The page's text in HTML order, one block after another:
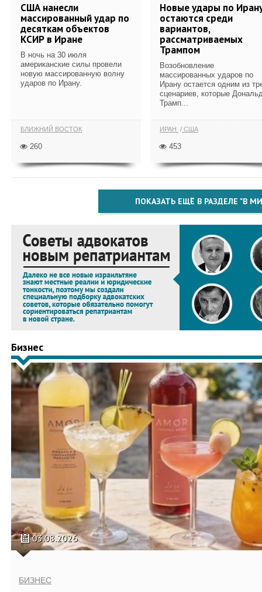
США нанесли
массированный удар по
десяткам объектов
КСИР в Иране
В ночь на 30 июля
американские силы провели
новую массированную волну
ударов по Ирану.
БЛИЖНИЙ ВОСТОК
260
Новые удары по
остаются среди
вариантов,
рассматриваемых
Трампом
Возобновление
массированных ударов по
Ирану остается одним из
сценариев, которые
Трамп...
ИРАН США
453
ПОКАЗАТЬ ЕЩЁ В РАЗДЕЛЕ "В
Бизнес
03.08.2026
БИЗНЕС